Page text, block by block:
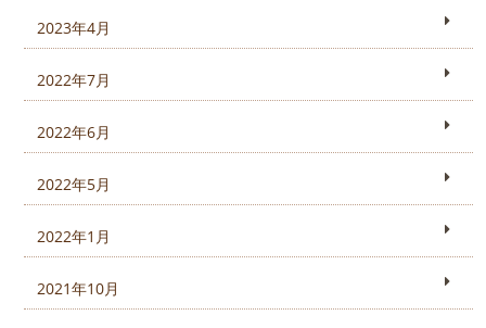
2023年4月
2022年7月
2022年6月
2022年5月
2022年1月
2021年10月